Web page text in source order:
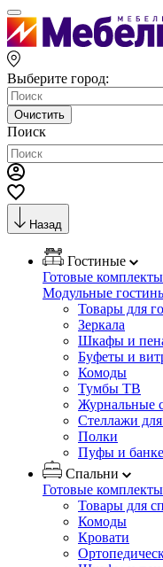
Выберите город:
Очистить
Поиск
Назад
Гостиные
Готовые
Модульные
Товары для
Зеркала
Шкафы и
Буфеты и
Комоды
Тумбы ТВ
Журнальные
Стеллажи
Полки
Пуфы и
Спальни
Готовые
Товары для
Комоды
Кровати